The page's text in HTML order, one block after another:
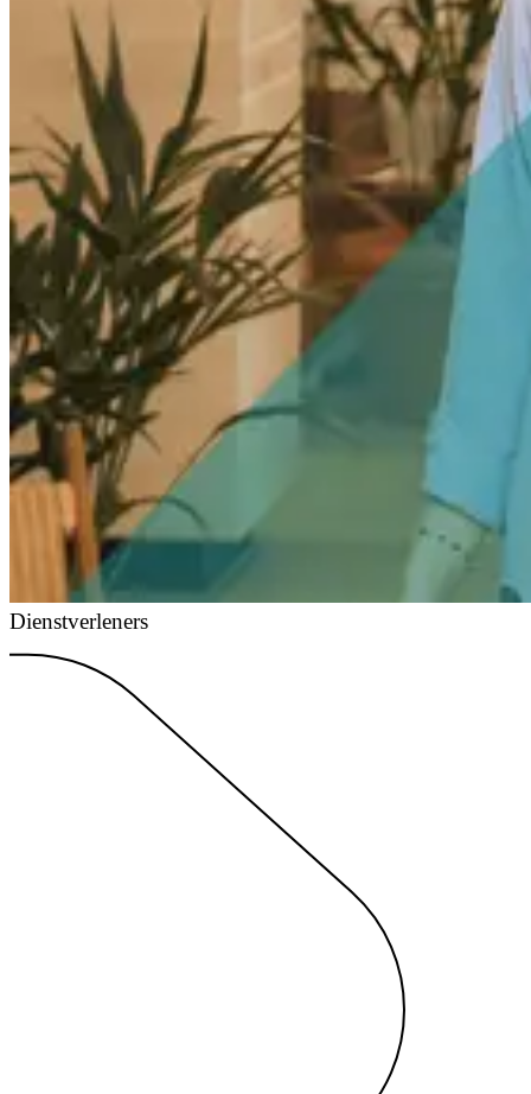
Dienstverleners